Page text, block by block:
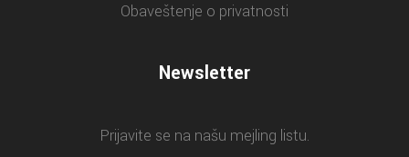
Obaveštenje o privatnosti
Newsletter
Prijavite se na našu mejling listu.